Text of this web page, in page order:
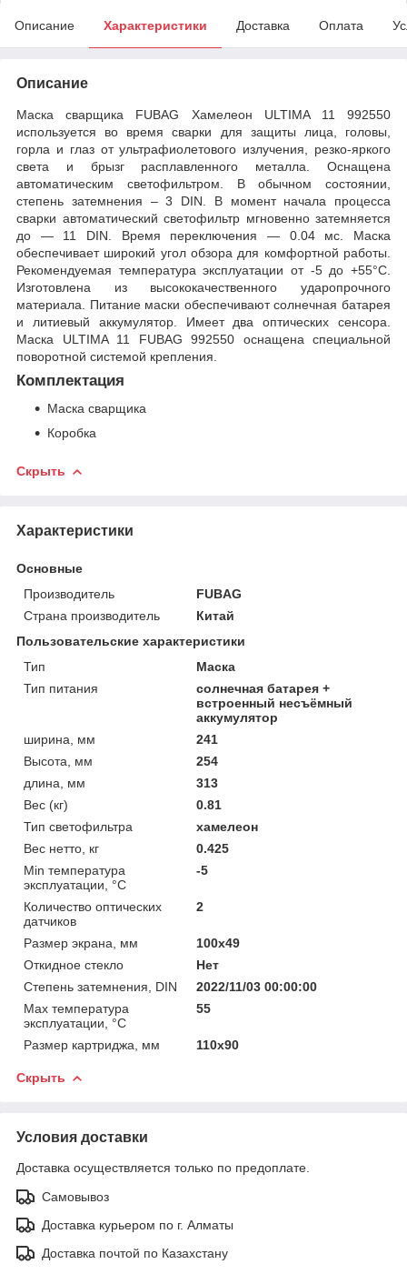
Описание Характеристики Доставка Оплата
Описание
Маска сварщика FUBAG Хамелеон ULTIMA 11 992550
используется во время сварки для защиты лица, головы,
горла и глаз от ультрафиолетового излучения, резко-яркого
света и брызг расплавленного металла. Оснащена
автоматическим светофильтром. В обычном состоянии,
степень затемнения – 3 DIN. В момент начала процесса
сварки автоматический светофильтр мгновенно затемняется
до — 11 DIN. Время переключения — 0.04 мс. Маска
обеспечивает широкий угол обзора для комфортной работы.
Рекомендуемая температура эксплуатации от -5 до +55°С.
Изготовлена из высококачественного ударопрочного
материала. Питание маски обеспечивают солнечная батарея
и литиевый аккумулятор. Имеет два оптических сенсора.
Маска ULTIMA 11 FUBAG 992550 оснащена специальной
поворотной системой крепления.
Комплектация
Маска сварщика
Коробка
Скрыть
Характеристики
Основные
Производитель
FUBAG
Страна производитель
Китай
Пользовательские характеристики
Тип
Маска
Тип питания
солнечная батарея +
встроенный несъёмный
аккумулятор
ширина, мм
241
Высота, мм
254
длина, мм
313
Вес (кг)
0.81
Тип светофильтра
хамелеон
Вес нетто, кг
0.425
Min температура
эксплуатации, °С
-5
Количество оптических
датчиков
2
Размер экрана, мм
100х49
Откидное стекло
Нет
Степень затемнения, DIN
2022/11/03 00:00:00
Мах температура
эксплуатации, °С
55
Размер картриджа, мм 110х90
Скрыть
Условия доставки
Доставка осуществляется только по предоплате.
Самовывоз
Доставка курьером по г. Алматы
Доставка почтой по Казахстану